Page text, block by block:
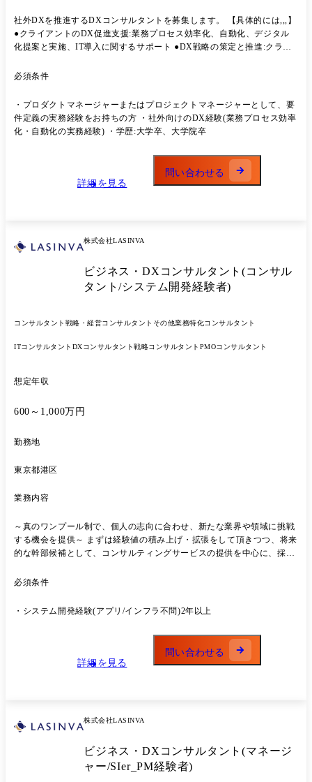
社外DXを推進するDXコンサルタントを募集します。 【具体的には,,,】
●クライアントのDX促進支援:業務プロセス効率化、自動化、デジタル
化提案と実施、IT導入に関するサポート ●DX戦略の策定と推進:クライ
を活用した新しいビジネスモデル提案 ●社外向けDX研修やワークショ
化:RPAやローコード開発ツールを活用したプロセス自動化、業務効率に
向けたシステムの設計と実装 【組織体制・カルチャー】 当社のコンサ
ルティング組織は、以下の4つの専門領域で構成されており、プロジェ
Communication Strategy :経営課題・戦略設計、提案ストーリー設計
Build(2024年2月発足) :DX支援、業務フロー・システム構築 Creative :メ
必須条件
・プロダクトマネージャーまたはプロジェクトマネージャーとして、要
件定義の実務経験をお持ちの方 ・社外向けのDX経験(業務プロセス効率
化・自動化の実務経験) ・学歴:大学卒、大学院卒
詳細を見る
問い合わせる
株式会社LASINVA
ビジネス・DXコンサルタント(コンサル
タント/システム開発経験者)
コンサルタント 戦略・経営コンサルタント その他業務特化コンサルタント
ITコンサルタント DXコンサルタント戦略コンサルタント PMOコンサルタント
想定年収
600～1,000万円
勤務地
東京都港区
業務内容
～真のワンプール制で、個人の志向に合わせ、新たな業界や領域に挑戦
する機会を提供～ まずは経験値の積み上げ・拡張をして頂きつつ、将来
的な幹部候補として、コンサルティングサービスの提供を中心に、採用/
ジェクト事例】 ◆戦略 ・大手製造メーカー:事業戦略策定支援(社長含む
プロダクトの事業性評価/企画開発推進 ・大手エネルギー会社:CVC立ち
革コンサルティング ・大手通信会社:地域共創推進のための大企業/地方
測業務のモデル化/標準化支援 ・大手生命保険会社:生成AI活用した全社
◆IT・PMO・その他 ・メガバンク:システム開発領域における生成AI活
ーション支援 ・大手製薬企業:DTxプラットフォーム構築支援 ・総合エ
ンタメ企業:販売管理システム刷新PJにおけるPMO支援 ・AIベンチャ
必須条件
・システム開発経験(アプリ/インフラ不問)2年以上
詳細を見る
問い合わせる
株式会社LASINVA
ビジネス・DXコンサルタント(マネージ
ャー/SIer_PM経験者)